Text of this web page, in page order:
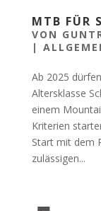
MTB FÜR
VON
|
Ab 2025
Altersklasse
einem
Kriterien
Start mit dem
zulässigen...